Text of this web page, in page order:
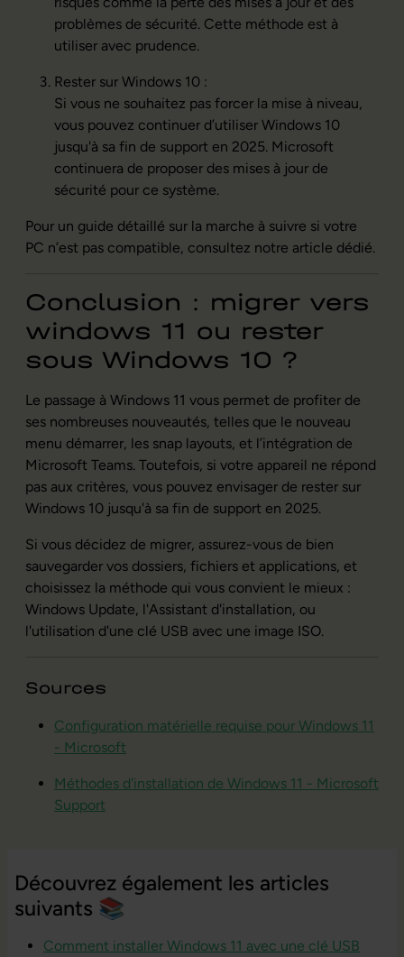
problèmes de sécurité. Cette méthode est à
utiliser avec prudence.
Rester sur Windows 10 :
Si vous ne souhaitez pas forcer la mise à niveau,
vous pouvez continuer d’utiliser Windows 10
jusqu'à sa fin de support en 2025. Microsoft
continuera de proposer des mises à jour de
sécurité pour ce système.
Pour un guide détaillé sur la marche à suivre si votre
PC n’est pas compatible, consultez notre article dédié.
Conclusion : migrer vers
windows 11 ou rester
sous Windows 10 ?
Le passage à Windows 11 vous permet de profiter de
ses nombreuses nouveautés, telles que le nouveau
menu démarrer, les snap layouts, et l’intégration de
Microsoft Teams. Toutefois, si votre appareil ne répond
pas aux critères, vous pouvez envisager de rester sur
Windows 10 jusqu'à sa fin de support en 2025.
Si vous décidez de migrer, assurez-vous de bien
sauvegarder vos dossiers, fichiers et applications, et
choisissez la méthode qui vous convient le mieux :
Windows Update, l'Assistant d'installation, ou
l'utilisation d'une clé USB avec une image ISO.
Sources
Configuration matérielle requise pour Windows 11
- Microsoft
Méthodes d'installation de Windows 11 - Microsoft
Support
Découvrez également les articles
suivants 📚
Comment installer Windows 11 avec une clé USB